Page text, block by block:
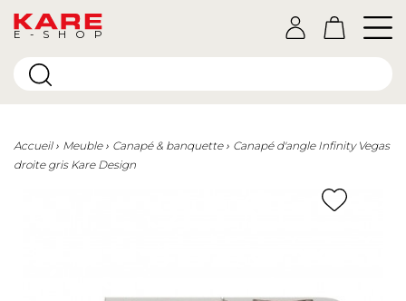
E-SHOP
Accueil Meuble Canapé & banquette
Canapé d'angle Infinity Vegas
droite gris Kare Design